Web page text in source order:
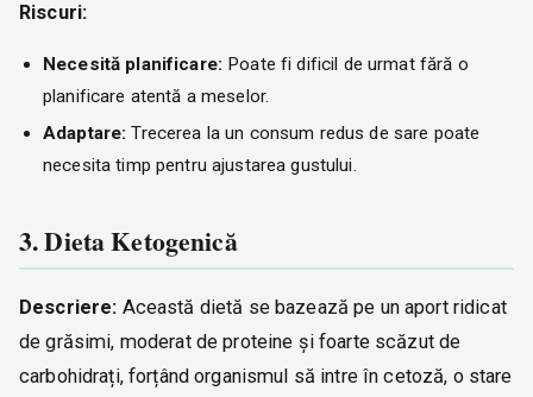
Riscuri:
Necesită planificare: Poate fi dificil de urmat fără o
planificare atentă a meselor.
Adaptare: Trecerea la un consum redus de sare poate
necesita timp pentru ajustarea gustului.
3. Dieta Ketogenică
Descriere: Această dietă se bazează pe un aport ridicat
de grăsimi, moderat de proteine și foarte scăzut de
carbohidrați, forțând organismul să intre în cetoză, o stare